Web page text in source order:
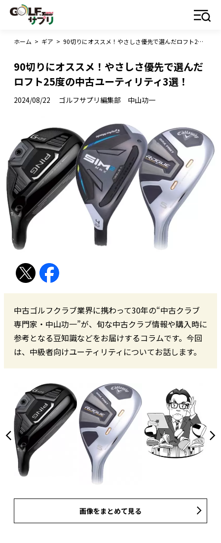
ホーム > ギア > 90切りにオススメ！やさしさ優先で選んだロフト25度の中古ユーティリティ3選！
90切りにオススメ！やさしさ優先で選んだ
ロフト25度の中古ユーティリティ3選！
2024/08/22 ゴルフサプリ編集部 中山功一
中古ゴルフクラブ業界に携わって30年の“中古クラブ
専門家・中山功一”が、旬な中古クラブ情報や購入時に
参考となる豆知識などをお届けするコラムです。今回
は、中級者向けユーティリティについてお話します。
画像をまとめて見る